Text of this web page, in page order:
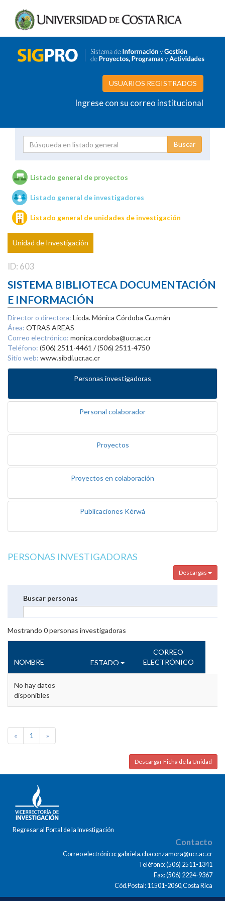
USUARIOS REGISTRADOS
Ingrese con su correo institucional
Unidades de investigación
Listado general de proyectos
Listado general de investigadores
Listado general de unidades de investigación
Unidad de Investigación
ID: 603
SISTEMA BIBLIOTECA DOCUMENTACIÓN
E INFORMACIÓN
Director o directora: Licda. Mónica Córdoba Guzmán
Área: OTRAS AREAS
Correo electrónico: monica.cordoba@ucr.ac.cr
Teléfono: (506) 2511-4461 / (506) 2511-4750
Sitio web: www.sibdi.ucr.ac.cr
Personas investigadoras
Personal colaborador
Proyectos
Proyectos en colaboración
Publicaciones Kérwá
PERSONAS INVESTIGADORAS
Descargas
Buscar personas
Mostrando 0personas investigadoras
NOMBRE ESTADO
CORREO
ELECTRÓNICO
No hay datos
disponibles
« 1 »
Descargar Ficha de la Unidad
Regresar al Portal de la Investigación
Contacto
Correo electrónico: gabriela.chaconzamora@ucr.ac.cr
Teléfono: (506) 2511-1341
Fax: (506) 2224-9367
Cód.Postal: 11501-2060,Costa Rica